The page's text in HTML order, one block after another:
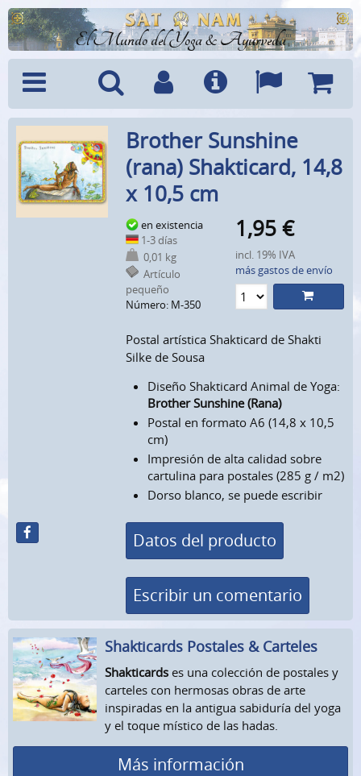
El Mundo del Yoga & Ayurveda
Menú Búsquedad
CuentaInfo IdiomasCesta
Brother Sunshine
(rana) Shakticard, 14,8
x 10,5 cm
en existencia
1-3 días
0,01 kg
Artículo
pequeño
Número: M-350
1,95 €
incl. 19% IVA
más gastos de envío
Postal artística Shakticard de Shakti
Silke de Sousa
Diseño Shakticard Animal de Yoga:
Brother Sunshine (Rana)
Postal en formato A6 (14,8 x 10,5
cm)
Impresión de alta calidad sobre
cartulina para postales (285 g / m2)
Dorso blanco, se puede escribir
Datos del producto
Escribir un comentario
Shakticards Postales & Carteles
Shakticards es una colección de postales y
carteles con hermosas obras de arte
inspiradas en la antigua sabiduría del yoga
y el toque místico de las hadas.
Más información